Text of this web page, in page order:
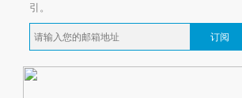
引。
订阅